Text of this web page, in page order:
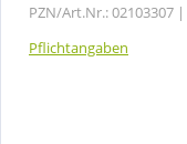
PZN/Art.Nr.: 02103307 |
Pflichtangaben